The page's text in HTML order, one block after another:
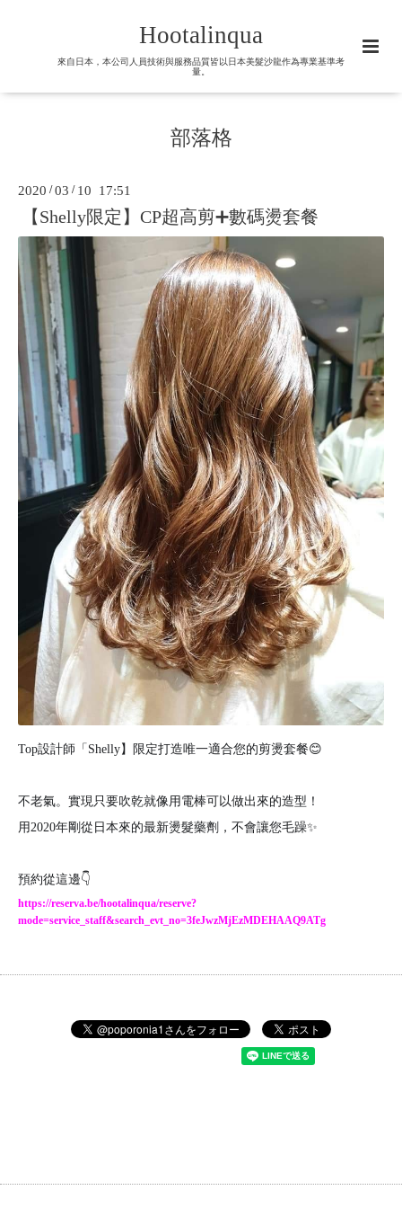
Hootalinqua
來自日本，本公司人員技術與服務品質皆以日本美髮沙龍作為專業基準考
量。
部落格
2020 /03 / 10 17:51
【Shelly限定】CP超高剪➕數碼燙套餐
Top設計師「Shelly】限定打造唯一適合您的剪燙套餐😊
不老氣。實現只要吹乾就像用電棒可以做出來的造型！
用2020年剛從日本來的最新燙髮藥劑，不會讓您毛躁✨
預約從這邊👇
https://reserva.be/hootalinqua/reserve?
mode=service_staff&search_evt_no=3feJwzMjEzMDEHAAQ9ATg